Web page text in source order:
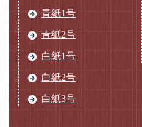
青紙1号
青紙2号
白紙1号
白紙2号
白紙3号